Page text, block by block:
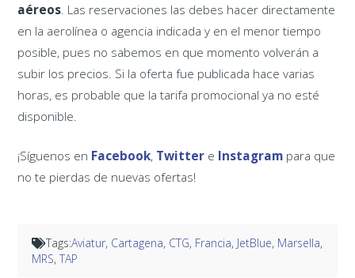
aéreos. Las reservaciones las debes hacer directamente
en la aerolínea o agencia indicada y en el menor tiempo
posible, pues no sabemos en que momento volverán a
subir los precios. Si la oferta fue publicada hace varias
horas, es probable que la tarifa promocional ya no esté
disponible.
¡Síguenos en Facebook, Twitter e Instagram para que
no te pierdas de nuevas ofertas!
Tags:Aviatur, Cartagena, CTG, Francia, JetBlue, Marsella,
MRS, TAP